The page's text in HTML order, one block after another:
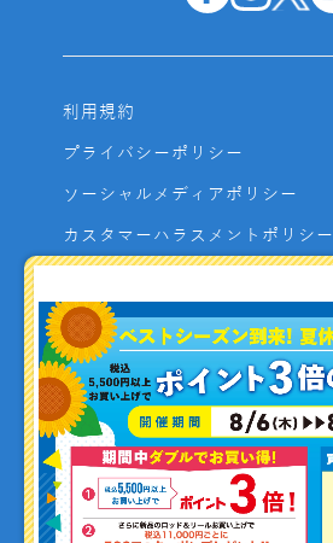
利用規約
プライバシーポリシー
ソーシャルメディアポリシー
カスタマーハラスメントポリシー
よくあるご質問
お問い合わせ
利用者資金の保全方法